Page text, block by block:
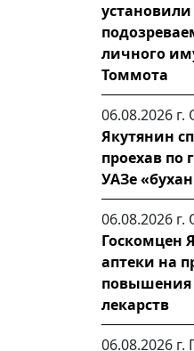
личного
Томмота
06.08.2026 г.
Якутянин
проехав по
УАЗе
06.08.2026 г.
Госкомцен
аптеки на
повышения
лекарств
06.08.2026 г.